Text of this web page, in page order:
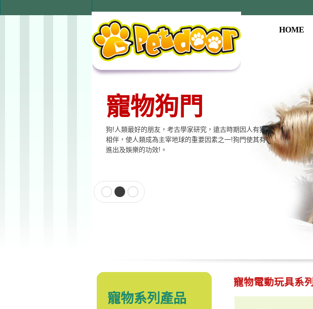
HOME
寵物狗門
狗!人類最好的朋友，考古學家研究，遠古時期因人有狗
相伴，使人類成為主宰地球的重要因素之一!狗門使其有
進出及娛樂的功效!。
寵物系列產品
寵物電動玩具系列